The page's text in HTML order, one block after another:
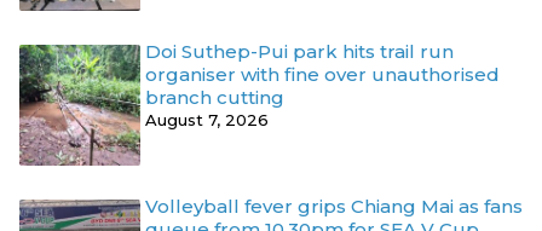
Doi Suthep-Pui park hits trail run
organiser with fine over unauthorised
branch cutting
August 7, 2026
Volleyball fever grips Chiang Mai as fans